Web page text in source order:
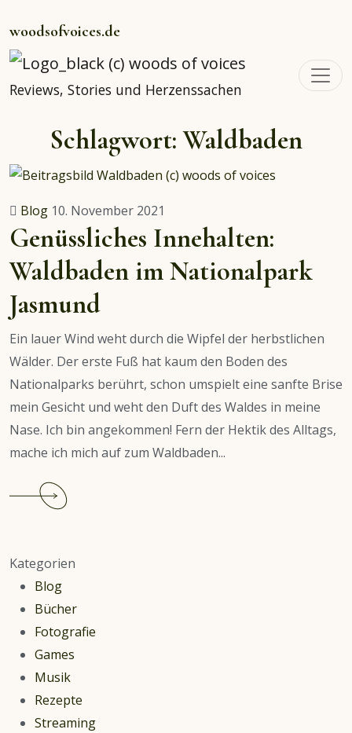
woodsofvoices.de
Reviews, Stories und Herzenssachen
Schlagwort:Waldbaden
Blog 10. November 2021
Genüssliches Innehalten:
Waldbaden im Nationalpark
Jasmund
Ein lauer Wind weht durch die Wipfel der herbstlichen
Wälder. Der erste Fuß hat kaum den Boden des
Nationalparks berührt, schon umspielt eine sanfte Brise
mein Gesicht und weht den Duft des Waldes in meine
Nase. Ich bin angekommen! Fern der Hektik des Alltags,
mache ich mich auf zum Waldbaden...
Nationalpark
Kategorien
Blog
Bücher
Fotografie
Games
Musik
Rezepte
Streaming